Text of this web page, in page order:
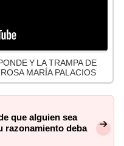
Y LA TRAMPA DE
MARÍA PALACIOS
que alguien sea
razonamiento deba